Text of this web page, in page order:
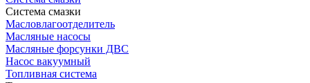
Система смазки
Масловлагоотделитель
Масляные насосы
Масляные форсунки ДВС
Насос вакуумный
Топливная система